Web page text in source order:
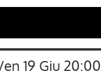
19 Giu 20:00